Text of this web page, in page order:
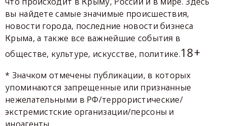
вы найдете самые значимые происшествия,
новости города, последние новости бизнеса
Крыма, а также все важнейшие события в
обществе, культуре, искусстве, политике.18+
* Значком отмечены публикации, в которых
упоминаются запрещенные или признанные
нежелательными в РФ/террористические/
экстремистские организации/персоны и